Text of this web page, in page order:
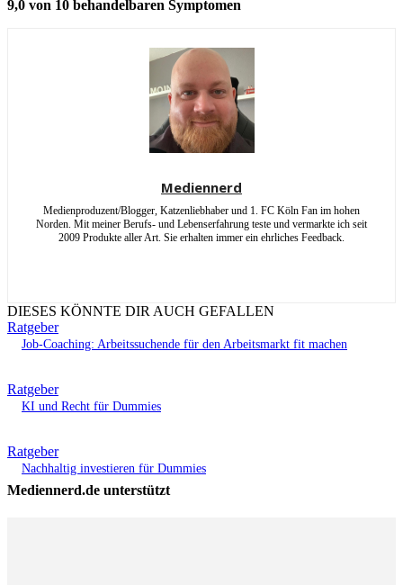
9,0 von 10 behandelbaren Symptomen
Mediennerd
Medienproduzent/Blogger, Katzenliebhaber und 1. FC Köln Fan im hohen
Norden. Mit meiner Berufs- und Lebenserfahrung teste und vermarkte ich seit
2009 Produkte aller Art. Sie erhalten immer ein ehrliches Feedback.
DIESES KÖNNTE DIR AUCH GEFALLEN
Ratgeber
Job-Coaching: Arbeitssuchende für den Arbeitsmarkt fit machen
Ratgeber
KI und Recht für Dummies
Ratgeber
Nachhaltig investieren für Dummies
Mediennerd.de unterstützt